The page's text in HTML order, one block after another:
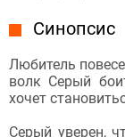
Синопсис
Любитель
волк Серый
хочет
Серый уверен,